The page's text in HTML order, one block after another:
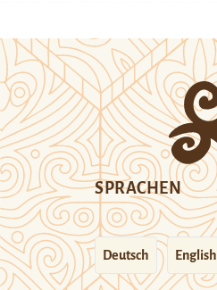
SPRACHEN
Deutsch English